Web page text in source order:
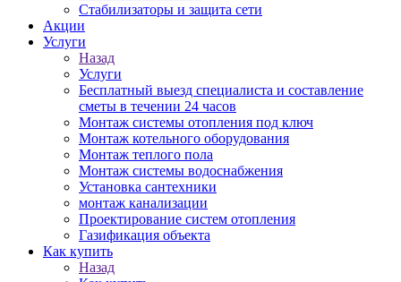
Стабилизаторы и защита сети
Акции
Услуги
Назад
Услуги
Бесплатный выезд специалиста и составление
сметы в течении 24 часов
Монтаж системы отопления под ключ
Монтаж котельного оборудования
Монтаж теплого пола
Монтаж системы водоснабжения
Установка сантехники
монтаж канализации
Проектирование систем отопления
Газификация объекта
Как купить
Назад